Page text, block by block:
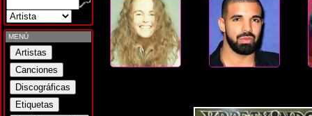
MENÚ